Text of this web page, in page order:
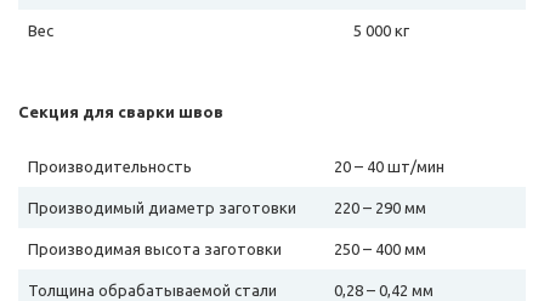
Вес 5 000 кг
Секция для сварки швов
Производительность 20 – 40 шт/мин
Производимый диаметр заготовки 220 – 290 мм
Производимая высота заготовки 250 – 400 мм
Толщина обрабатываемой стали 0,28 – 0,42 мм